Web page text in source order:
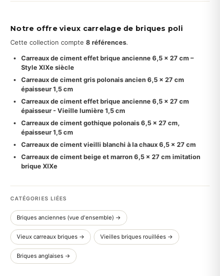
Notre offre vieux carrelage de briques poli
Cette collection compte 8 références.
Carreaux de ciment effet brique ancienne 6,5 x 27 cm –
Style XIXe siècle
Carreaux de ciment gris polonais ancien 6,5 x 27 cm
épaisseur 1,5 cm
Carreaux de ciment effet brique ancienne 6,5 x 27 cm
épaisseur - Vieille lumière 1,5 cm
Carreaux de ciment gothique polonais 6,5 x 27 cm,
épaisseur 1,5 cm
Carreaux de ciment vieilli blanchi à la chaux 6,5 x 27 cm
Carreaux de ciment beige et marron 6,5 x 27 cm imitation
brique XIXe
CATÉGORIES LIÉES
Briques anciennes (vue d'ensemble) →
Vieux carreaux briques → Vieilles briques rouillées →
Briques anglaises →